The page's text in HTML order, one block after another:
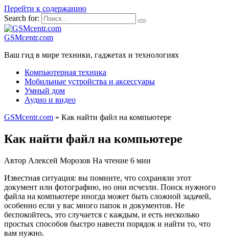
Перейти к содержанию
Search for:
GSMcentr.com
Ваш гид в мире техники, гаджетах и технологиях
Компьютерная техника
Мобильные устройства и аксессуары
Умный дом
Аудио и видео
GSMcentr.com » Как найти файл на компьютере
Как найти файл на компьютере
Автор Алексей Морозов На чтение 6 мин
Известная ситуация: вы помните, что сохраняли этот
документ или фотографию, но они исчезли. Поиск нужного
файла на компьютере иногда может быть сложной задачей,
особенно если у вас много папок и документов. Не
беспокойтесь, это случается с каждым, и есть несколько
простых способов быстро навести порядок и найти то, что
вам нужно.